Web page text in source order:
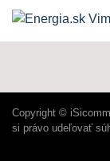
Copyright ©
si právo udeľovať